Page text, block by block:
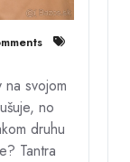
svojom
no
druhu
Tantra